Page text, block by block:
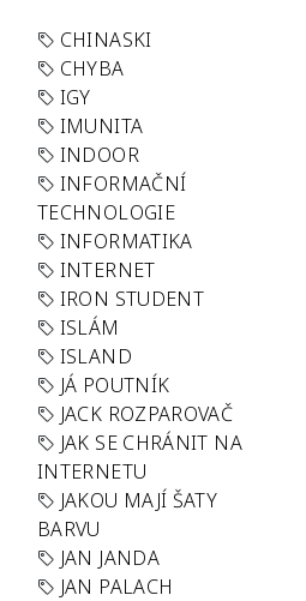
CHINASKI
CHYBA
IGY
IMUNITA
INDOOR
INFORMAČNÍ
TECHNOLOGIE
INFORMATIKA
INTERNET
IRON STUDENT
ISLÁM
ISLAND
JÁ POUTNÍK
JACK ROZPAROVAČ
JAK SE CHRÁNIT NA
INTERNETU
JAKOU MAJÍ ŠATY
BARVU
JAN JANDA
JAN PALACH